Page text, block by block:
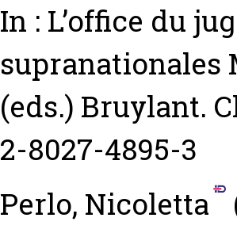
In : L’office du
supranationales
(eds.) Bruylant.
2-8027-4895-3
Perlo, Nicoletta